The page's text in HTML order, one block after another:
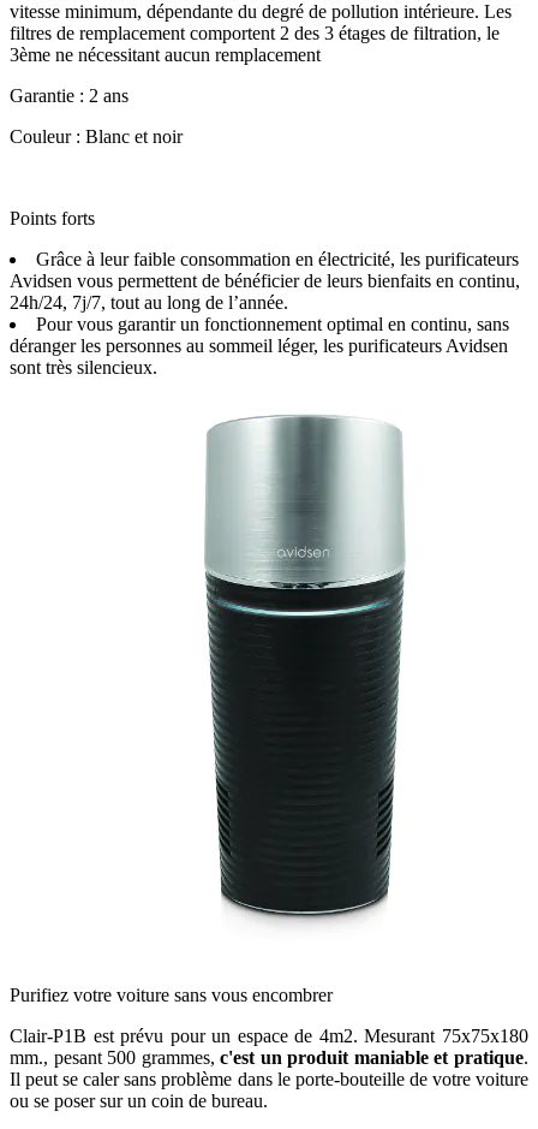
vitesse minimum, dépendante du degré de pollution intérieure. Les
filtres de remplacement comportent 2 des 3 étages de filtration, le
3ème ne nécessitant aucun remplacement
Garantie : 2 ans
Couleur : Blanc et noir
Points forts
Grâce à leur faible consommation en électricité, les purificateurs
Avidsen vous permettent de bénéficier de leurs bienfaits en continu,
24h/24, 7j/7, tout au long de l’année.
Pour vous garantir un fonctionnement optimal en continu, sans
déranger les personnes au sommeil léger, les purificateurs Avidsen
sont très silencieux.
Purifiez votre voiture sans vous encombrer
Clair-P1B est prévu pour un espace de 4m2. Mesurant 75x75x180
mm., pesant 500 grammes,c'est un produit maniable et pratique.
Il peut se caler sans problème dans le porte-bouteille de votre voiture
ou se poser sur un coin de bureau.